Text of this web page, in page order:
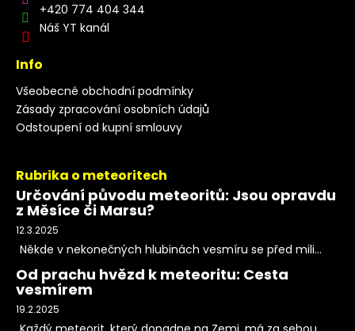
+420 774 404 344
Náš YT kanál
Info
Všeobecné obchodní podmínky
Zásady zpracování osobních údajů
Odstoupení od kupní smlouvy
Rubrika o meteoritech
Určování původu meteoritů: Jsou opravdu
z Měsíce či Marsu?
12.3.2025
Někde v nekonečných hlubinách vesmíru se před mili...
Od prachu hvězd k meteoritu: Cesta
vesmírem
19.2.2025